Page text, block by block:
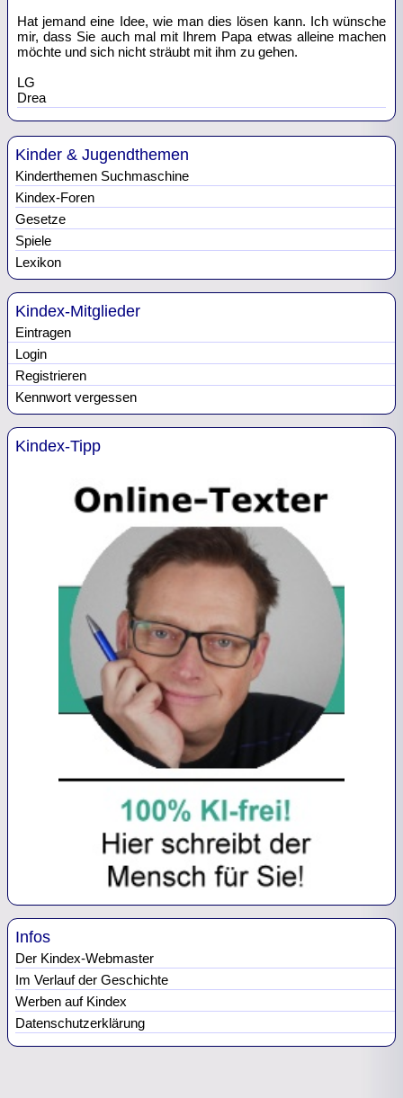
Hat jemand eine Idee, wie man dies lösen kann. Ich wünsche
mir, dass Sie auch mal mit Ihrem Papa etwas alleine machen
möchte und sich nicht sträubt mit ihm zu gehen.
LG
Drea
Kinder & Jugendthemen
Kinderthemen Suchmaschine
Kindex-Foren
Gesetze
Spiele
Lexikon
Kindex-Mitglieder
Eintragen
Login
Registrieren
Kennwort vergessen
Kindex-Tipp
Infos
Der Kindex-Webmaster
Im Verlauf der Geschichte
Werben auf Kindex
Datenschutzerklärung